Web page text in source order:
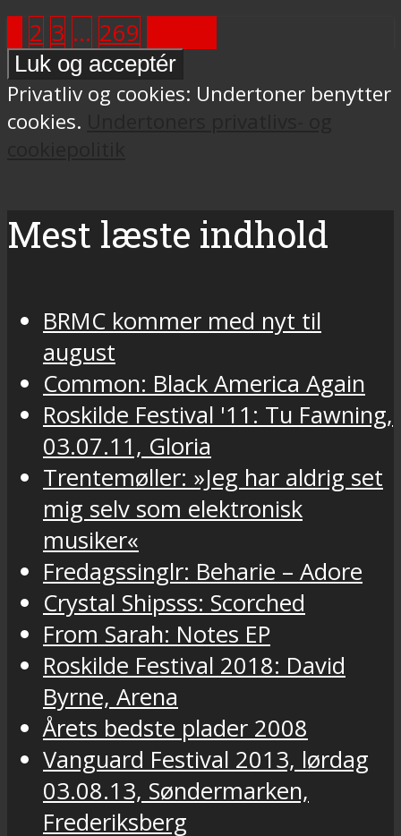
2 3 … 269
Privatliv og cookies: Undertoner benytter
cookies.
Mest læste indhold
BRMC kommer med nyt til
august
Common: Black America Again
Roskilde Festival '11: Tu Fawning,
03.07.11, Gloria
Trentemøller: »Jeg har aldrig set
mig selv som elektronisk
musiker«
Fredagssinglr: Beharie – Adore
Crystal Shipsss: Scorched
From Sarah: Notes EP
Roskilde Festival 2018: David
Byrne, Arena
Årets bedste plader 2008
Vanguard Festival 2013, lørdag
03.08.13, Søndermarken,
Frederiksberg